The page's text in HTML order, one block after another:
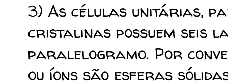
3) As células unitárias,
cristalinas possuem seis
paralelogramo. Por
ou íons são esferas